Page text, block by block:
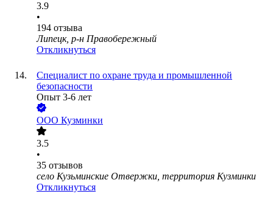
3.9
•
194 отзыва
Липецк, р-н Правобережный
Откликнуться
Специалист по охране труда и промышленной
безопасности
Опыт 3-6 лет
ООО Кузминки
3.5
•
35 отзывов
село Кузьминские Отвержки, территория Кузминки
Откликнуться